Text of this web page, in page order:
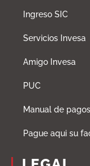
Ingreso SIC
Servicios Invesa
Amigo Invesa
PUC
Manual de
Pague aqui su